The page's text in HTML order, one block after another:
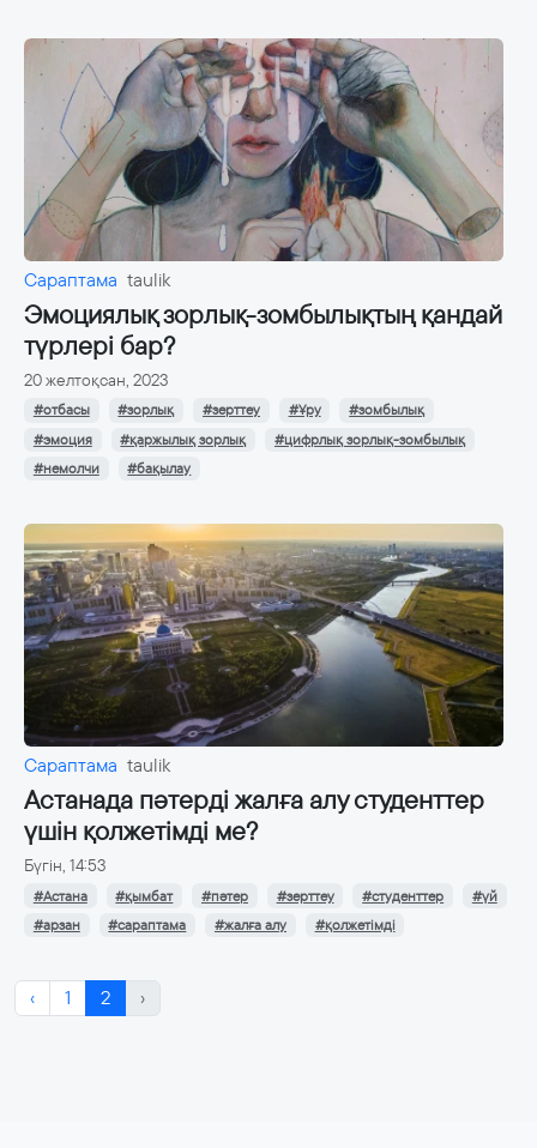
Сараптама taulik
Эмоциялық зорлық-зомбылықтың қандай
түрлері бар?
20 желтоқсан, 2023
#отбасы #зорлық #зерттеу #Ұру
#зомбылық
#эмоция
#қаржылық зорлық
#цифрлық зорлық-зомбылық
#немолчи
#бақылау
Сараптама taulik
Астанада пәтерді жалға алу студенттер
үшін қолжетімді ме?
Бүгін, 14:53
#Астана #қымбат #пәтер #зерттеу #студенттер
#үй
#арзан
#сараптама #жалға алу #қолжетімді
‹ 1 2 ›